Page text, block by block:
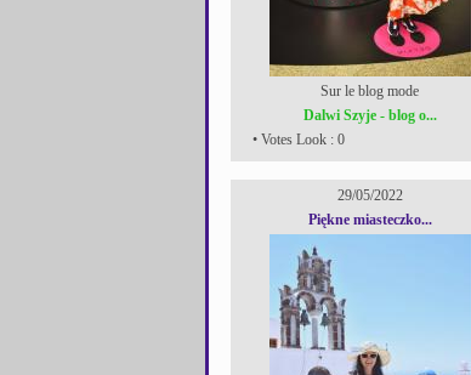
Sur le blog mode
Dalwi Szyje - blog o...
• Votes Look : 0
29/05/2022
Piękne miasteczko...